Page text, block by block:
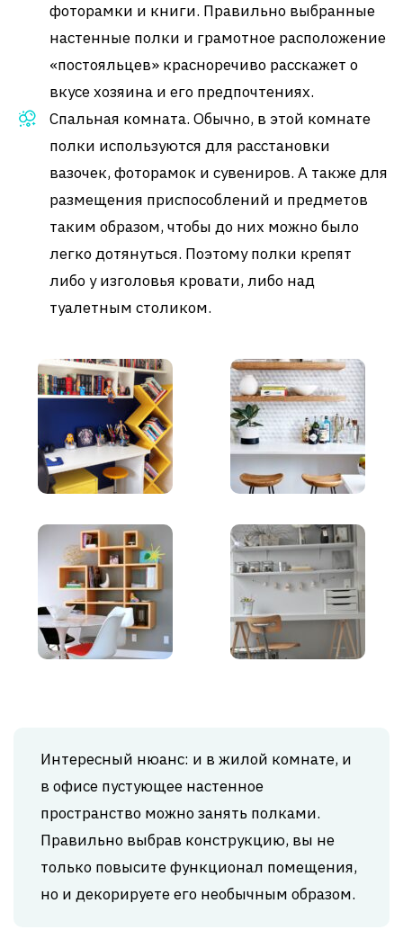
фоторамки и книги. Правильно выбранные
настенные полки и грамотное расположение
«постояльцев» красноречиво расскажет о
вкусе хозяина и его предпочтениях.
Спальная комната. Обычно, в этой комнате
полки используются для расстановки
вазочек, фоторамок и сувениров. А также для
размещения приспособлений и предметов
таким образом, чтобы до них можно было
легко дотянуться. Поэтому полки крепят
либо у изголовья кровати, либо над
туалетным столиком.
Интересный нюанс: и в жилой комнате, и
в офисе пустующее настенное
пространство можно занять полками.
Правильно выбрав конструкцию, вы не
только повысите функционал помещения,
но и декорируете его необычным образом.